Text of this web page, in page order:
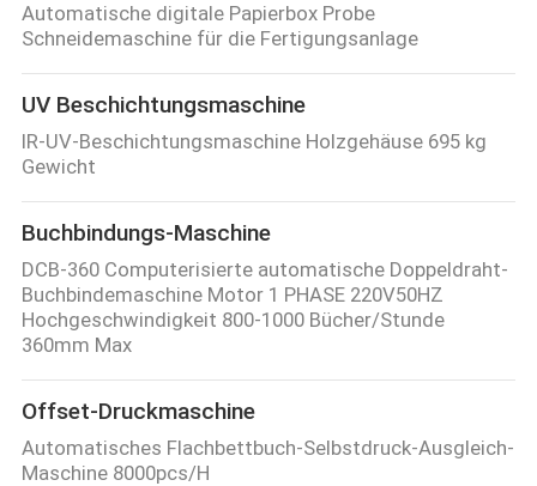
Automatische digitale Papierbox Probe
Schneidemaschine für die Fertigungsanlage
UV Beschichtungsmaschine
IR-UV-Beschichtungsmaschine Holzgehäuse 695 kg
Gewicht
Buchbindungs-Maschine
DCB-360 Computerisierte automatische Doppeldraht-
Buchbindemaschine Motor 1 PHASE 220V50HZ
Hochgeschwindigkeit 800-1000 Bücher/Stunde
360mm Max
Offset-Druckmaschine
Automatisches Flachbettbuch-Selbstdruck-Ausgleich-
Maschine 8000pcs/H